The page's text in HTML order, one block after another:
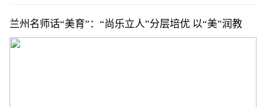
兰州名师话“美育”：“尚乐立人”分层培优 以“美”润教